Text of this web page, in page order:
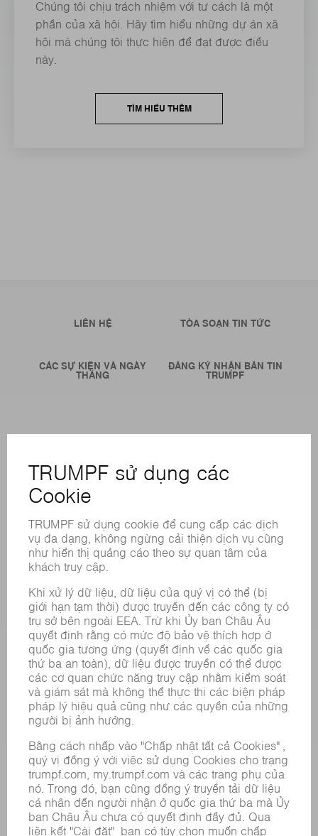
Chúng tôi chịu trách nhiệm với tư cách là một
phần của xã hội. Hãy tìm hiểu những dự án xã
hội mà chúng tôi thực hiện để đạt được điều
này.
TÌM HIỂU THÊM
LIÊN HỆ TÒA SOẠN TIN TỨC
CÁC SỰ KIỆN VÀ NGÀY
THÁNG
ĐĂNG KÝ NHẬN BẢN TIN
TRUMPF
LIÊN HỆ
ĐỊA ĐIỂM
CÁC SỰ KIỆN VÀ NGÀY THÁNG
BẢNG DỮ LIỆU AN TOÀN HÓA CHẤT
SẢN PHẨM
CÁC HỆ THỐNG &MÁY MÓC
CÔNG NGHỆ LASER
MÁY CÔNG CỤ
NHÀ MÁY THÔNG MINH
PHẦN MỀM
CÁC LOẠI HÌNH DỊCH VỤ
CÁC ỨNG DỤNG
CÁC LĨNH VỰC
DOANH NGHIỆP
SỰ NGHIỆP
VỊ TRÍ TUYỂN DỤNG
HỒ SƠ NĂNG LỰC CỦA TẬP ĐOÀN
BÁO CÁO THƯỜNG NIÊN
NGUYÊN TẮC DOANH NGHIỆP
TUÂN THỦ
HỆ THỐNG TỐ CÁO
BẢO MẬT
THÔNG CÁO BÁO CHÍ